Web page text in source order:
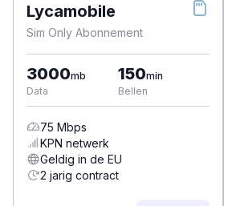
Lycamobile
Sim Only Abonnement
3000mb
Data
150min
Bellen
75 Mbps
KPN netwerk
Geldig in de EU
2 jarig contract